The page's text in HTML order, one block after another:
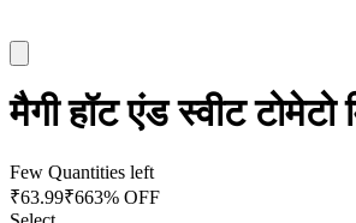
मैगी हॉट एंड स्वीट टोमेटो
Few Quantities left
₹63.99₹663% OFF